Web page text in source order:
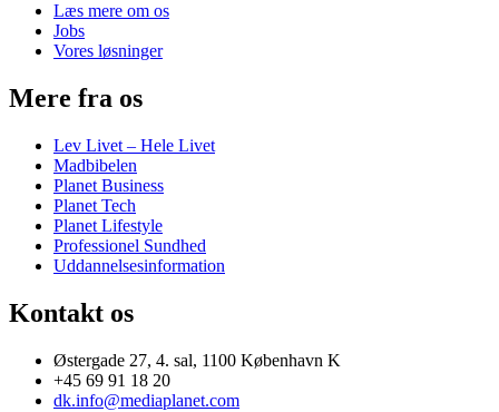
Læs mere om os
Jobs
Vores løsninger
Mere fra os
Lev Livet – Hele Livet
Madbibelen
Planet Business
Planet Tech
Planet Lifestyle
Professionel Sundhed
Uddannelsesinformation
Kontakt os
Østergade 27, 4. sal, 1100 København K
+45 69 91 18 20
dk.info@mediaplanet.com